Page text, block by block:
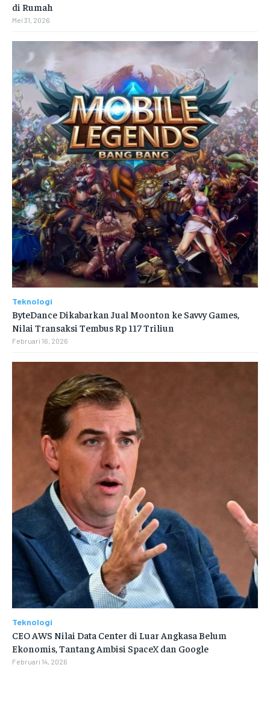
di Rumah
Mei 31, 2026
Teknologi
ByteDance Dikabarkan Jual Moonton ke Savvy Games,
Nilai Transaksi Tembus Rp 117 Triliun
Februari 16, 2026
Teknologi
CEO AWS Nilai Data Center di Luar Angkasa Belum
Ekonomis, Tantang Ambisi SpaceX dan Google
Februari 14, 2026